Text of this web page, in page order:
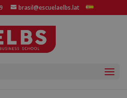
brasil@escuelaelbs.lat